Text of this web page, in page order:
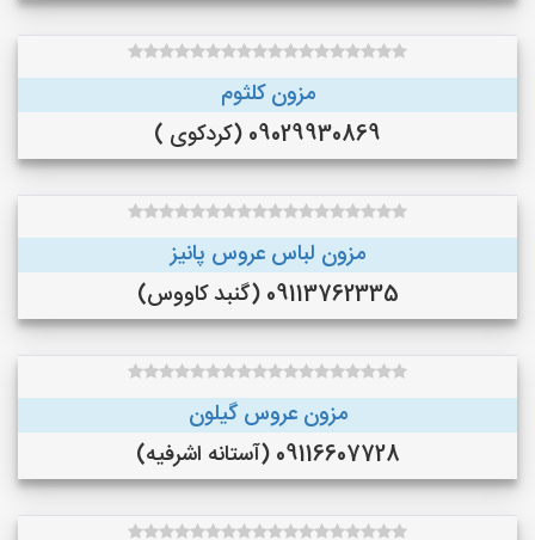
مزون کلثوم
09029930869 (کردکوی )
مزون لباس عروس پانیز
09113762335 (گنبد کاووس)
مزون عروس گیلون
09116607728 (آستانه اشرفیه)